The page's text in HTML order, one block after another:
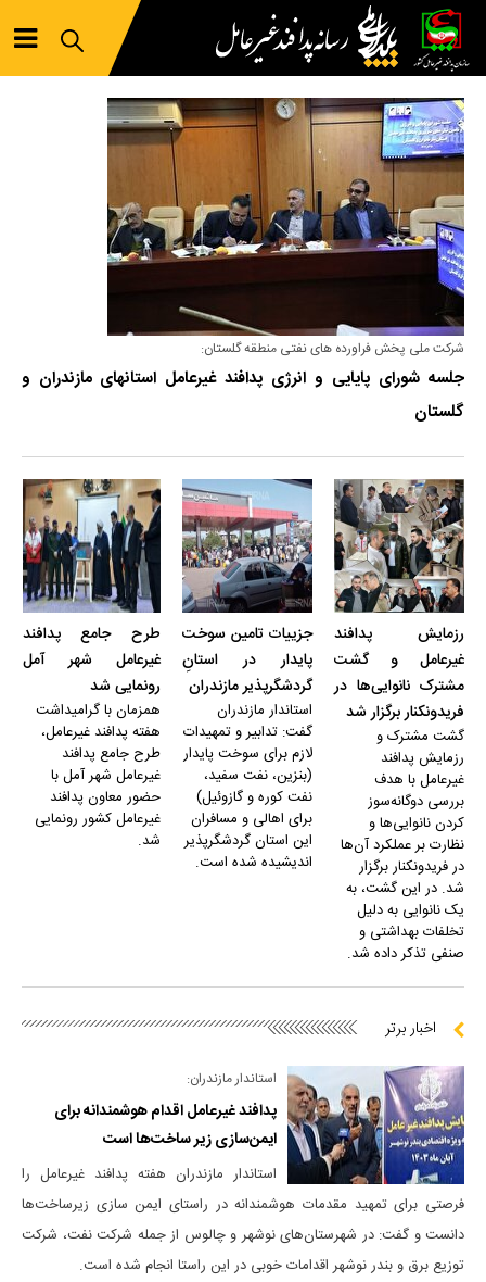
شرکت ملی پخش فراورده های نفتی منطقه گلستان:
جلسه شورای پایایی و انرژی پدافند غیرعامل استانهای مازندران و
گلستان
رزمایش پدافند
غیرعامل و گشت
مشترک نانوایی‌ها در
فریدونکنار برگزار شد
گشت مشترک و
رزمایش پدافند
غیرعامل با هدف
بررسی دوگانه‌سوز
کردن نانوایی‌ها و
نظارت بر عملکرد آن‌ها
در فریدونکنار برگزار
شد. در این گشت، به
یک نانوایی به دلیل
تخلفات بهداشتی و
صنفی تذکر داده شد.
جزییات تامین سوخت
پایدار در استانِ
گردشگرپذیر مازندران
استاندار مازندران
گفت: تدابیر و تمهیدات
لازم برای سوخت پایدار
(بنزین، نفت سفید،
نفت کوره و گازوئیل)
برای اهالی و مسافران
این استان گردشگرپذیر
اندیشیده شده است.
طرح جامع پدافند
غیرعامل شهر آمل
رونمایی شد
همزمان با گرامیداشت
هفته پدافند غیرعامل،
طرح جامع پدافند
غیرعامل شهر آمل با
حضور معاون پدافند
غیرعامل کشور رونمایی
شد.
اخبار برتر
استاندار مازندران:
پدافند غیرعامل اقدام هوشمندانه برای
ایمن‌سازی زیر ساخت‌ها است
استاندار مازندران هفته پدافند غیرعامل را
فرصتی برای تمهید مقدمات هوشمندانه در راستای ایمن سازی زیرساخت‌ها
دانست و گفت: در شهرستان‌های نوشهر و چالوس از جمله شرکت نفت، شرکت
توزیع برق و بندر نوشهر اقدامات خوبی در این راستا انجام شده است.